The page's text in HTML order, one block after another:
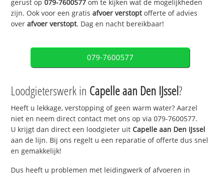
gerust op079-7600577 om te kijken wat de mogelijkheden
zijn. Ook voor een gratisafvoer verstoptofferte of advies
overafvoer verstopt. Dag en nacht bereikbaar!
079-7600577
Loodgieterswerk in Capelle aan Den IJssel?
Heeft u lekkage, verstopping of geen warm water? Aarzel
niet en neem direct contact met ons op via 079-7600577.
U krijgt dan direct een loodgieter uitCapelle aan Den IJssel
aan de lijn. Bij ons regelt u een reparatie of offerte dus snel
en gemakkelijk!
Dus heeft u problemen met leidingwerk of afvoeren in